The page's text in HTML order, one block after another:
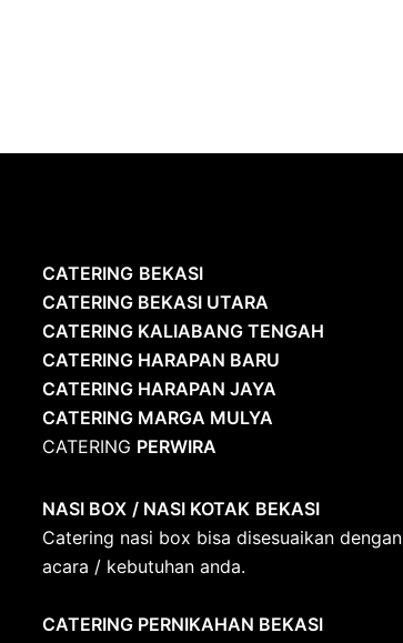
CATERING BEKASI
CATERING BEKASI UTARA
CATERING KALIABANG TENGAH
CATERING HARAPAN BARU
CATERING HARAPAN JAYA
CATERING MARGA MULYA
CATERING PERWIRA
NASI BOX / NASI KOTAK BEKASI
Catering nasi box bisa disesuaikan dengan
acara / kebutuhan anda.
CATERING PERNIKAHAN BEKASI